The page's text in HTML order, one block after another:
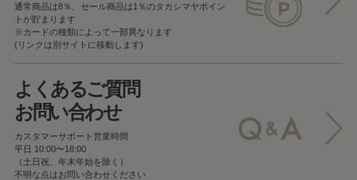
通常商品は8％、セール商品は1％のタカシマヤポイン
トが貯まります
※カードの種類によって一部異なります
(リンクは別サイトに移動します)
よくあるご質問
お問い合わせ
カスタマーサポート営業時間
平日 10:00〜18:00
（土日祝、年末年始を除く）
不明な点はお問い合わせください